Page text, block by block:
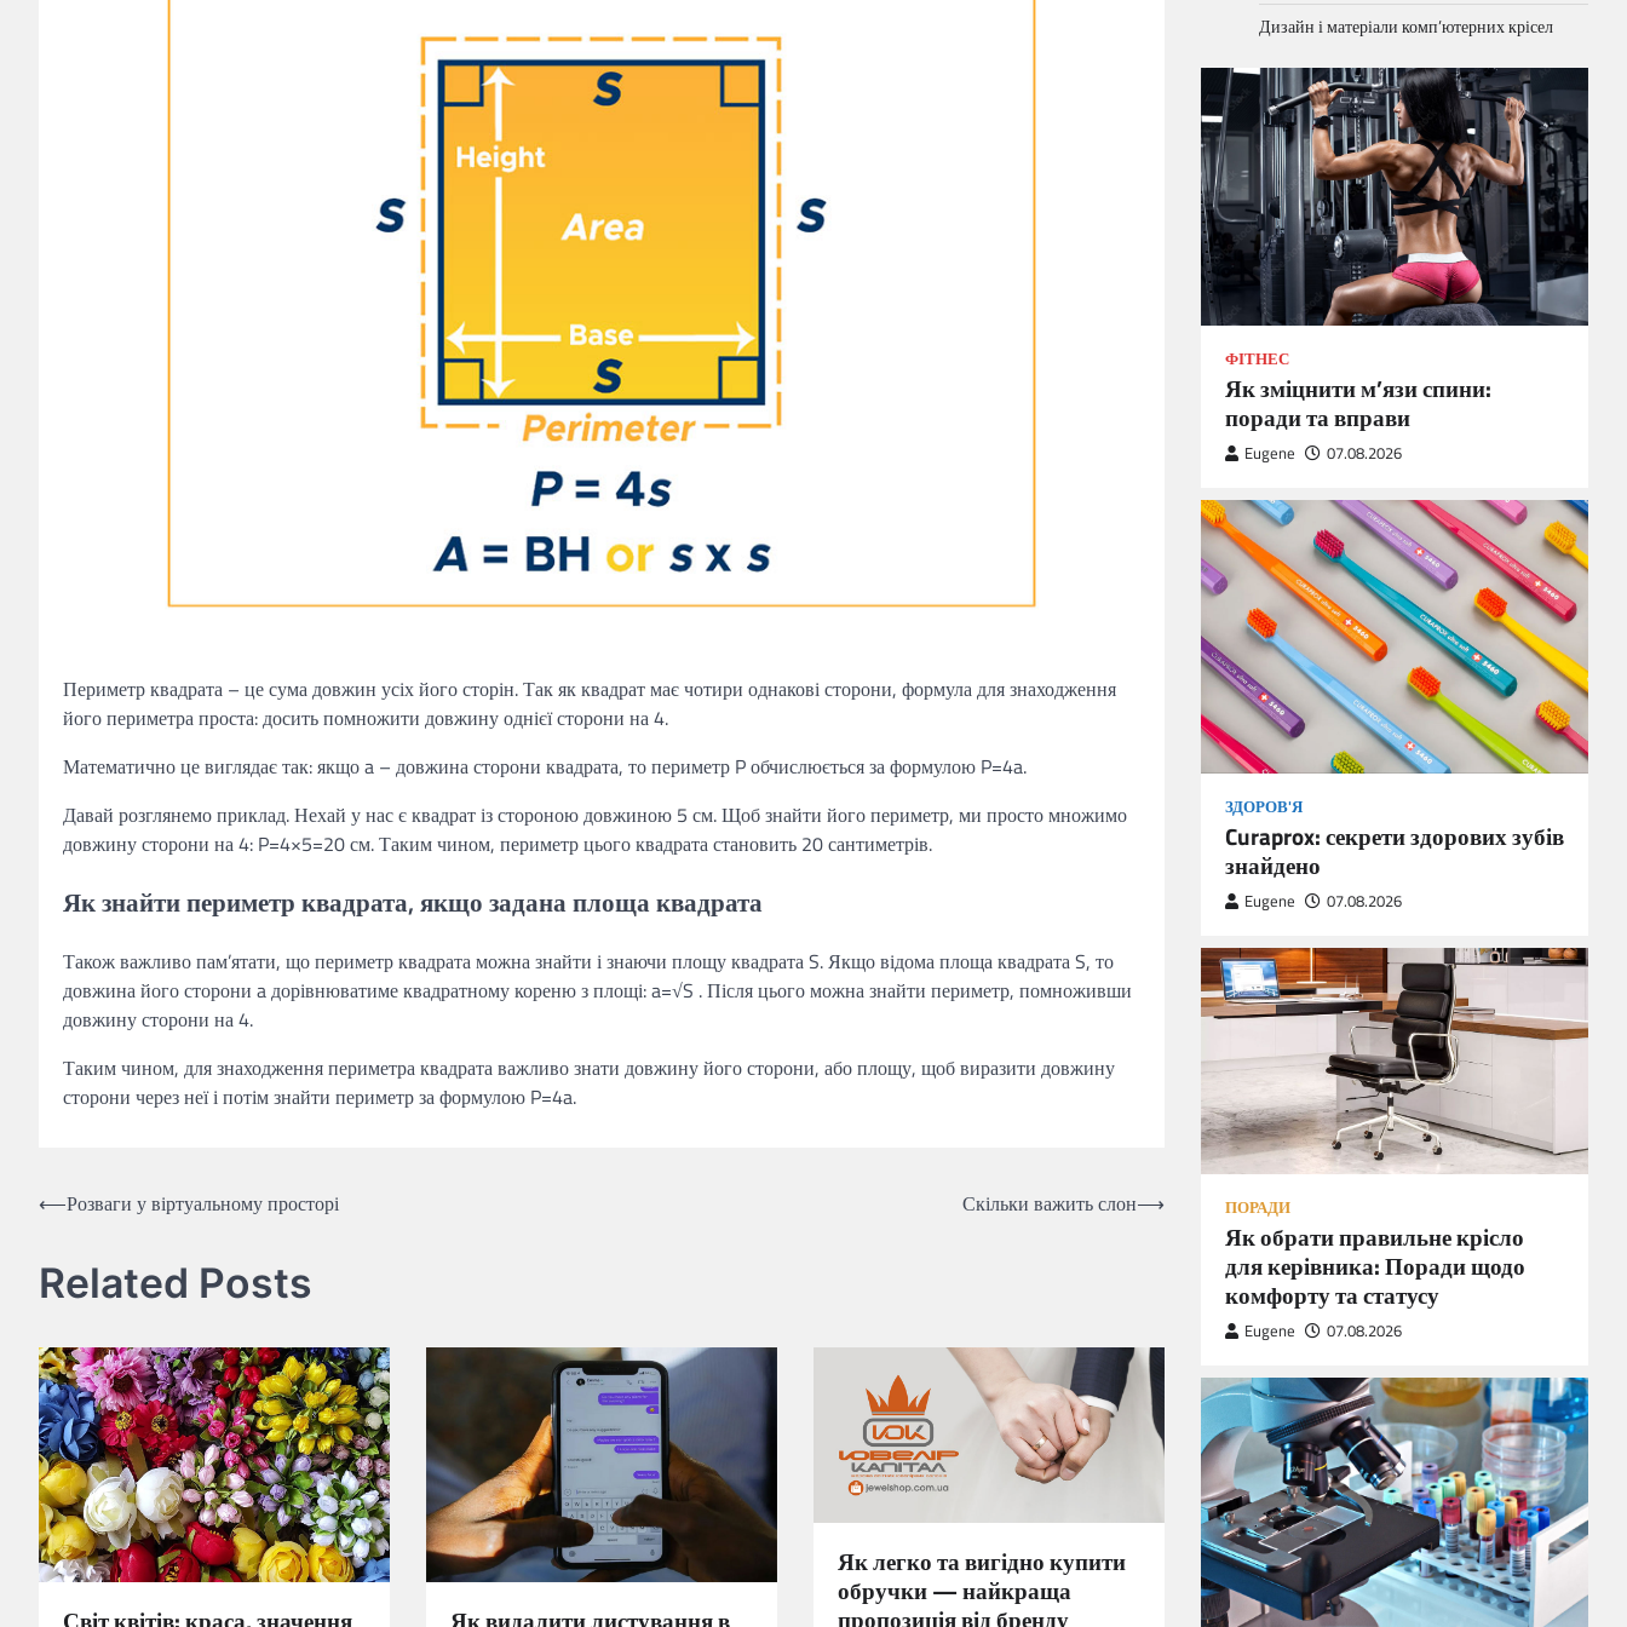
Периметр квадрата – це сума довжин усіх його сторін. Так як квадрат має чотири однакові сторони, формула для знаходження
його периметра проста: досить помножити довжину однієї сторони на 4.
Математично це виглядає так: якщо a – довжина сторони квадрата, то периметр P обчислюється за формулою P=4a.
Давай розглянемо приклад. Нехай у нас є квадрат із стороною довжиною 5 см. Щоб знайти його периметр, ми просто множимо
довжину сторони на 4: P=4×5=20 см. Таким чином, периметр цього квадрата становить 20 сантиметрів.
Як знайти периметр квадрата, якщо задана площа квадрата
Також важливо пам’ятати, що периметр квадрата можна знайти і знаючи площу квадрата S. Якщо відома площа квадрата S, то
довжина його сторони a дорівнюватиме квадратному кореню з площі: a=√S . Після цього можна знайти периметр, помноживши
довжину сторони на 4.
Таким чином, для знаходження периметра квадрата важливо знати довжину його сторони, або площу, щоб виразити довжину
сторони через неї і потім знайти периметр за формулою P=4a.
Навігація
⟵Розваги у віртуальному просторі Скільки важить слон⟶
Related Posts
Як легко та вигідно купити
обручки — найкраща
пропозиція від бренду
Дизайн і матеріали комп’ютерних крісел
ФІТНЕС
Як зміцнити м’язи спини:
поради та вправи
Eugene 07.08.2026
ЗДОРОВ'Я
Curaprox: секрети здорових зубів
знайдено
Eugene 07.08.2026
ПОРАДИ
Як обрати правильне крісло
для керівника: Поради щодо
комфорту та статусу
Eugene 07.08.2026